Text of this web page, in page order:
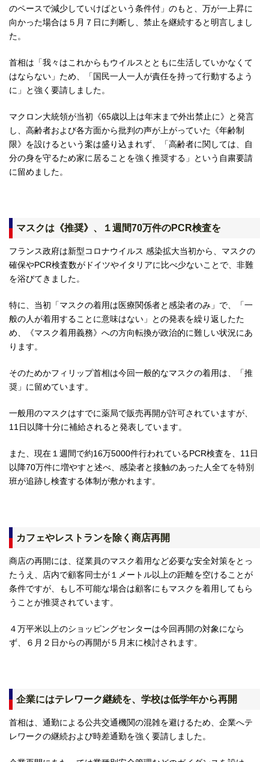
のペースで減少していけばという条件付」のもと、万が一上昇に
向かった場合は５月７日に判断し、禁止を継続すると明言しまし
た。
首相は「我々はこれからもウイルスとともに生活していかなくて
はならない」ため、「国民一人一人が責任を持って行動するよう
に」と強く要請しました。
マクロン大統領が当初《65歳以上は年末まで外出禁止に》と発言
し、高齢者および各方面から批判の声が上がっていた《年齢制
限》を設けるという案は盛り込まれず、「高齢者に関しては、自
分の身を守るため家に居ることを強く推奨する」という自粛要請
に留めました。
マスクは《推奨》、１週間70万件のPCR検査を
フランス政府は新型コロナウイルス 感染拡大当初から、マスクの
確保やPCR検査数がドイツやイタリアに比べ少ないことで、非難
を浴びてきました。
特に、当初「マスクの着用は医療関係者と感染者のみ」で、「一
般の人が着用することに意味はない」との発表を繰り返したた
め、《マスク着用義務》への方向転換が政治的に難しい状況にあ
ります。
そのためかフィリップ首相は今回一般的なマスクの着用は、「推
奨」に留めています。
一般用のマスクはすでに薬局で販売再開が許可されていますが、
11日以降十分に補給されると発表しています。
また、現在１週間で約16万5000件行われているPCR検査を、11日
以降70万件に増やすと述べ、感染者と接触のあった人全てを特別
班が追跡し検査する体制が敷かれます。
カフェやレストランを除く商店再開
商店の再開には、従業員のマスク着用など必要な安全対策をとっ
たうえ、店内で顧客同士が１メートル以上の距離を空けることが
条件ですが、もし不可能な場合は顧客にもマスクを着用してもら
うことが推奨されています。
４万平米以上のショッピングセンターは今回再開の対象になら
ず、６月２日からの再開が５月末に検討されます。
企業にはテレワーク継続を、学校は低学年から再開
首相は、通勤による公共交通機関の混雑を避けるため、企業へテ
レワークの継続および時差通勤を強く要請しました。